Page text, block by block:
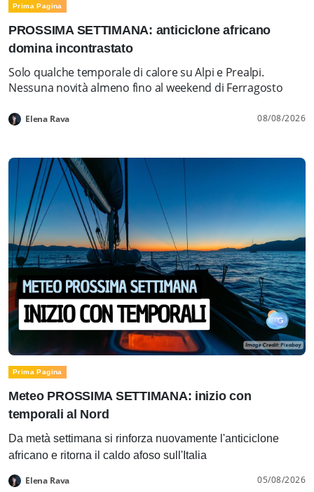
Prima Pagina
PROSSIMA SETTIMANA: anticiclone africano
domina incontrastato
Solo qualche temporale di calore su Alpi e Prealpi.
Nessuna novità almeno fino al weekend di Ferragosto
Elena Rava 08/08/2026
Prima Pagina
Meteo PROSSIMA SETTIMANA: inizio con
temporali al Nord
Da metà settimana si rinforza nuovamente l'anticiclone
africano e ritorna il caldo afoso sull'Italia
Elena Rava 05/08/2026